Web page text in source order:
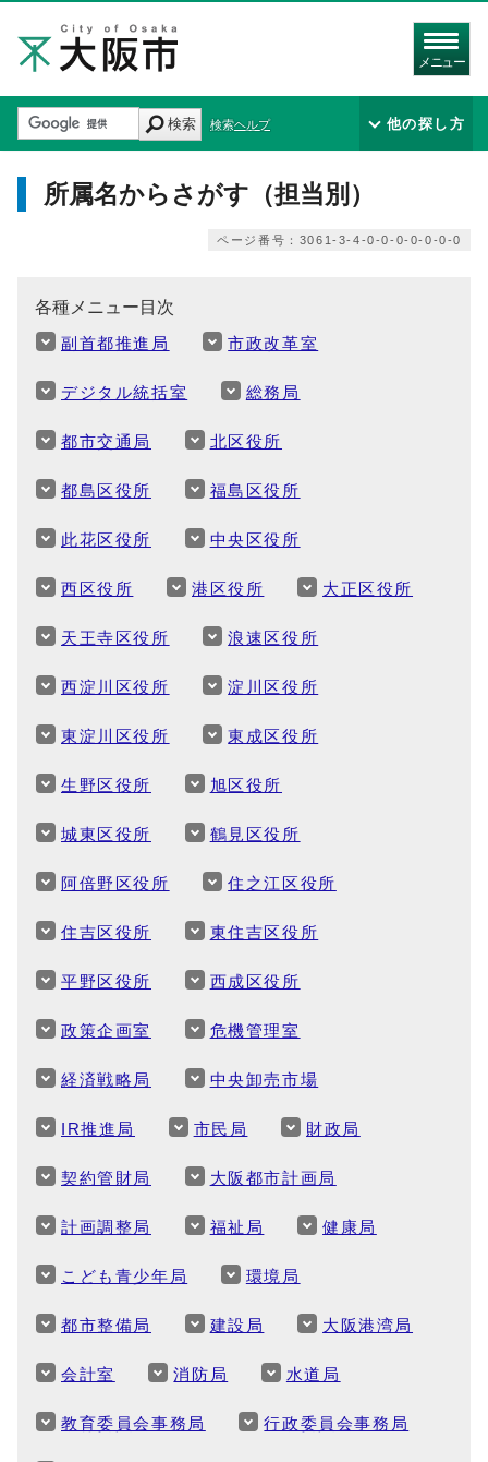
メニュー
検索 検索ヘルプ 他の探し方
所属名からさがす（担当別）
ページ番号：3061-3-4-0-0-0-0-0-0-0
各種メニュー目次
副首都推進局 市政改革室
デジタル統括室 総務局
都市交通局 北区役所
都島区役所 福島区役所
此花区役所 中央区役所
西区役所 港区役所 大正区役所
天王寺区役所 浪速区役所
西淀川区役所 淀川区役所
東淀川区役所 東成区役所
生野区役所 旭区役所
城東区役所 鶴見区役所
阿倍野区役所 住之江区役所
住吉区役所 東住吉区役所
平野区役所 西成区役所
政策企画室 危機管理室
経済戦略局 中央卸売市場
IR推進局 市民局 財政局
契約管財局 大阪都市計画局
計画調整局 福祉局 健康局
こども青少年局 環境局
都市整備局 建設局 大阪港湾局
会計室 消防局 水道局
教育委員会事務局 行政委員会事務局